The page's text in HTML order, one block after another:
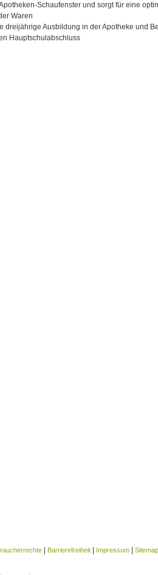
Schaufenster und sorgt für eine
Waren
dreijährige Ausbildung in der Apotheke und
Hauptschulabschluss
| Barrierefreiheit | Impressum | Sitemap